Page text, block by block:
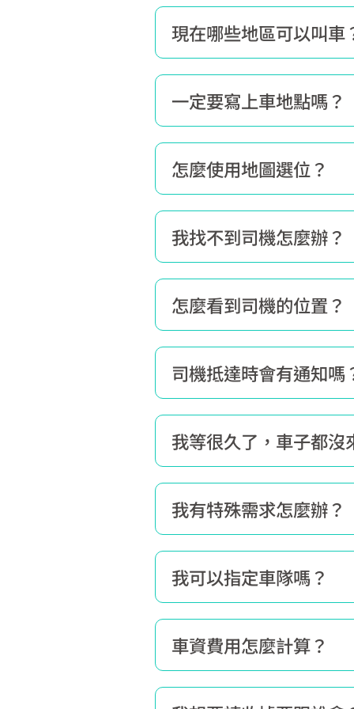
現在哪些地區可以叫車
一定要寫上車地點嗎？
怎麼使用地圖選位？
我找不到司機怎麼辦？
怎麼看到司機的位置？
司機抵達時會有通知嗎
我等很久了，車子都沒
我有特殊需求怎麼辦？
我可以指定車隊嗎？
車資費用怎麼計算？